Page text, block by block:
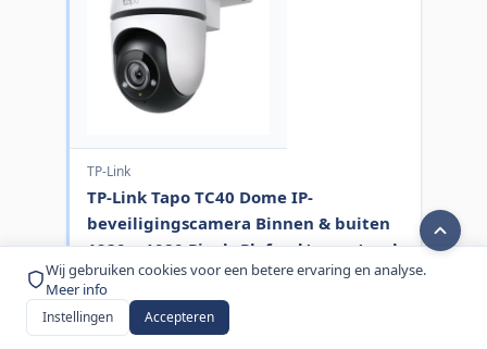
Wij gebruiken cookies voor een betere ervaring en analyse.
Meer info
Instellingen Accepteren
TP-Link
TP-Link Tapo TC40 Dome IP-
beveiligingscamera Binnen & buiten
1920 x 1080 Pixels Plafond/muur/paal
MPN: TC40
€ 58,00
excl. BTW